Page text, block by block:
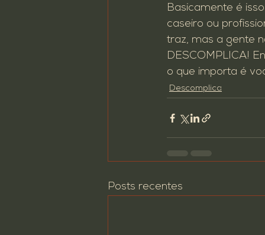
Basicamente é
caseiro ou
traz, mas a gente
DESCOMPLICA!
o que importa é
Descomplica
Posts recentes